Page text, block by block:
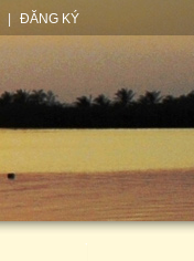
ĐĂNG KÝ